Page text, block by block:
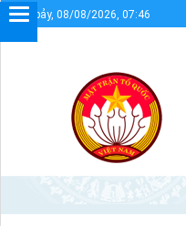
Thứ bảy, 08/08/2026, 07:46